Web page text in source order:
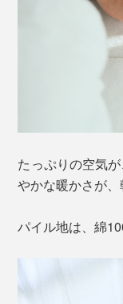
たっぷりの空気
やかな暖かさが、
パイル地は、綿